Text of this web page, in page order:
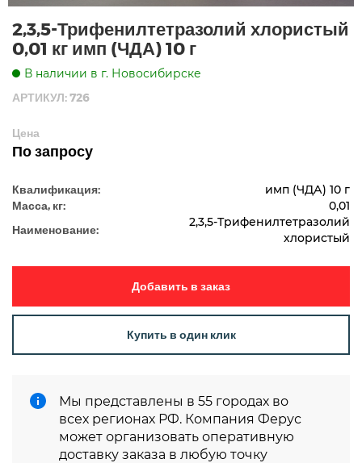
2,3,5-Трифенилтетразолий хлористый
0,01 кг имп (ЧДА) 10 г
В наличии в г. Новосибирске
АРТИКУЛ: 726
Цена
По запросу
Квалификация: имп (ЧДА) 10 г
Масса, кг: 0,01
Наименование:
2,3,5-Трифенилтетразолий
хлористый
Добавить в заказ
Купить в один клик
Мы представлены в 55 городах во
всех регионах РФ. Компания Ферус
может организовать оперативную
доставку заказа в любую точку